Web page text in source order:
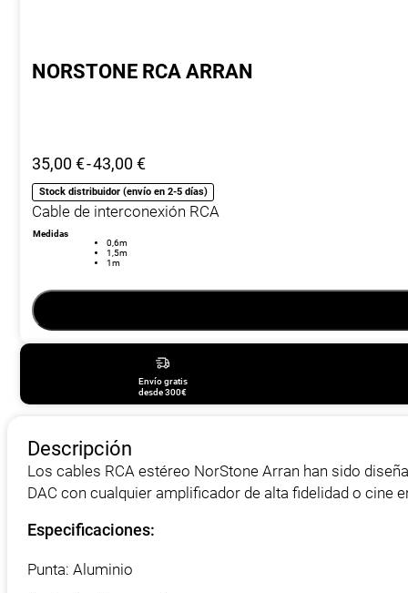
NORSTONE RCA ARRAN
35,00€-43,00€Rango
de
precios:
desde
Stock distribuidor (envío en 2-5 días)
Cable de interconexión RCA
Medidas
0,6m
1,5m
1m
Envío gratis
desde 300€
Descripción
Los cables RCA estéreo NorStone Arran han sido
DAC con cualquier amplificador de alta fidelidad o cine
Especificaciones:
Punta: Aluminio